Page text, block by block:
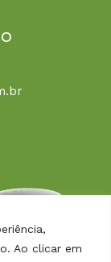
Ao clicar em